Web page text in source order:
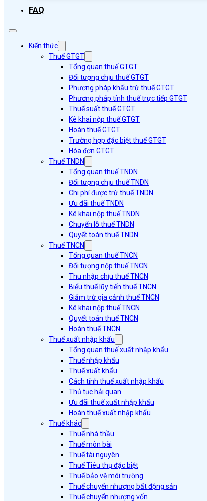
FAQ
Kiến thức
Thuế GTGT
Tổng quan thuế GTGT
Đối tượng chịu thuế GTGT
Phương pháp khấu trừ thuế GTGT
Phương pháp tính thuế trực tiếp GTGT
Thuế suất thuế GTGT
Kê khai nộp thuế GTGT
Hoàn thuế GTGT
Trường hợp đặc biệt thuế GTGT
Hóa đơn GTGT
Thuế TNDN
Tổng quan thuế TNDN
Đối tượng chịu thuế TNDN
Chi phí được trừ thuế TNDN
Ưu đãi thuế TNDN
Kê khai nộp thuế TNDN
Chuyển lỗ thuế TNDN
Quyết toán thuế TNDN
Thuế TNCN
Tổng quan thuế TNCN
Đối tượng nộp thuế TNCN
Thu nhập chịu thuế TNCN
Biểu thuế lũy tiến thuế TNCN
Giảm trừ gia cảnh thuế TNCN
Kê khai nộp thuế TNCN
Quyết toán thuế TNCN
Hoàn thuế TNCN
Thuế xuất nhập khẩu
Tổng quan thuế xuất nhập khẩu
Thuế nhập khẩu
Thuế xuất khẩu
Cách tính thuế xuất nhập khẩu
Thủ tục hải quan
Ưu đãi thuế xuất nhập khẩu
Hoàn thuế xuất nhập khẩu
Thuế khác
Thuế nhà thầu
Thuế môn bài
Thuế tài nguyên
Thuế Tiêu thụ đặc biệt
Thuế bảo vệ môi trường
Thuế chuyển nhượng bất động sản
Thuế chuyển nhượng vốn